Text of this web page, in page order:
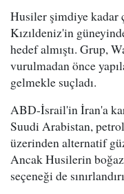
Husiler şimdiye kadar
Kızıldeniz'in
hedef almıştı. Grup,
vurulmadan önce
gelmekle suçladı.
ABD-İsrail'in İran'a
Suudi Arabistan,
üzerinden alternatif
Ancak Husilerin
seçeneği de